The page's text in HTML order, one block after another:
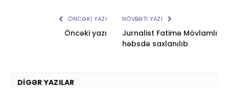
ÖNCƏKI YAZI
Öncəki yazı
NÖVBƏTI YAZI
Jurnalist Fatimə Mövlamlı
həbsdə saxlanılıb
DIGƏR YAZILAR